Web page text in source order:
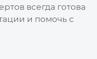
всегда готова
и помочь с